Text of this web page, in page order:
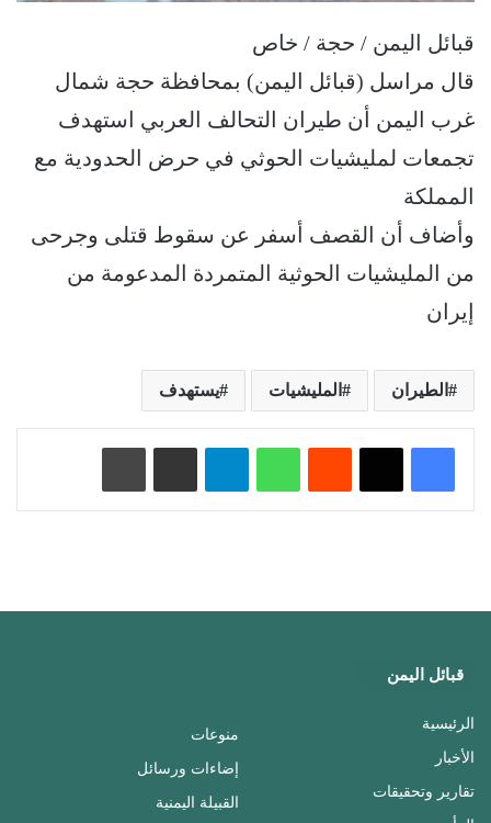
قبائل اليمن / حجة / خاص
قال مراسل (قبائل اليمن) بمحافظة حجة شمال
غرب اليمن أن طيران التحالف العربي استهدف
تجمعات لمليشيات الحوثي في حرض الحدودية مع
المملكة
وأضاف أن القصف أسفر عن سقوط قتلى وجرحى
من المليشيات الحوثية المتمردة المدعومة من
إيران
الطيران المليشيات يستهدف
واتساب تيلقرام
قبائل اليمن
الرئيسية
الأخبار
تقارير وتحقيقات
منوعات
إضاءات ورسائل
القبيلة اليمنية